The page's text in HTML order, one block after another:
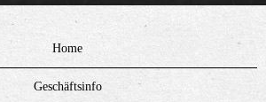
Home
Geschäftsinfo